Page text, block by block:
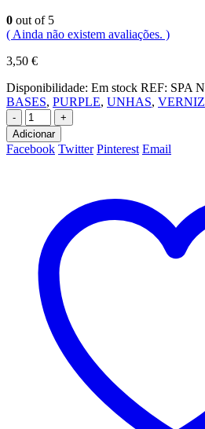
0 out of 5
( Ainda não existem avaliações. )
3,50 €
Disponibilidade: Em stock REF: SPA
BASES, PURPLE, UNHAS, VERNIZ
-
+
Adicionar
Facebook Twitter Pinterest Email